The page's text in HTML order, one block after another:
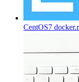
CentOS7